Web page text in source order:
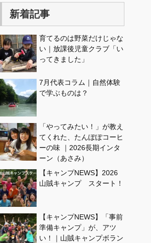
新着記事
育てるのは野菜だけじゃな
い｜放課後児童クラブ「い
ってきました」
7月代表コラム｜自然体験
で学ぶものは？
「やってみたい！」が教え
てくれた、たんぽぽコーヒ
ーの味 ｜2026長期インタ
ーン（あさみ）
【キャンプNEWS】2026
山賊キャンプ スタート！
【キャンプNEWS】「事前
準備キャンプ」が、アツ
い！｜山賊キャンプボラン